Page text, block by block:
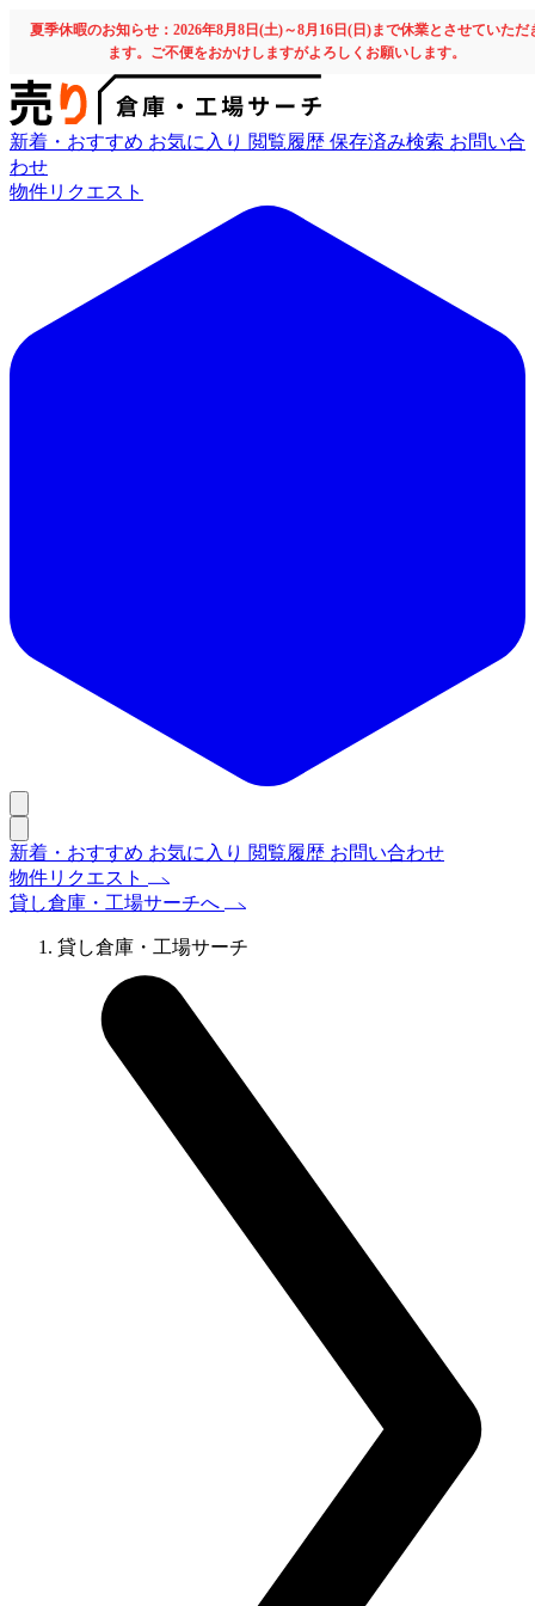
夏季休暇のお知らせ：2026年8月8日(土)～8月16日(日)まで休業とさせていただ
ます。ご不便をおかけしますがよろしくお願いします。
新着・おすすめ お気に入り 閲覧履歴 保存済み検索 お問い合
わせ
物件リクエスト
新着・おすすめ お気に入り 閲覧履歴 お問い合わせ
物件リクエスト
貸し倉庫・工場サーチへ
貸し倉庫・工場サーチ